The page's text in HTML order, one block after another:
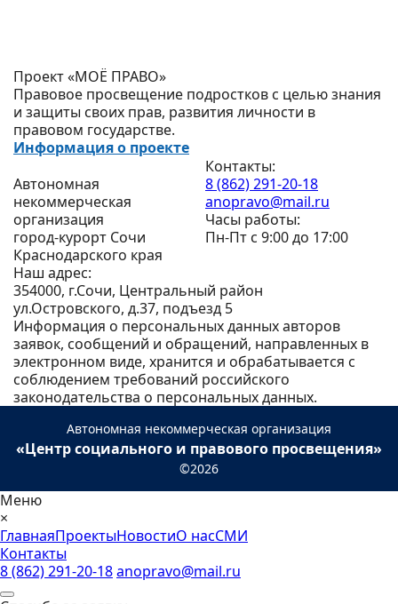
Проект «МОЁ ПРАВО»
Правовое просвещение подростков с целью знания
и защиты своих прав, развития личности в
правовом государстве.
Информация о проекте
Автономная
некоммерческая
организация
город-курорт Сочи
Краснодарского края
Контакты:
8 (862) 291-20-18
anopravo@mail.ru
Часы работы:
Пн-Пт с 9:00 до 17:00
Наш адрес:
354000, г.Сочи, Центральный район
ул.Островского, д.37, подъезд 5
Информация о персональных данных авторов
заявок, сообщений и обращений, направленных в
электронном виде, хранится и обрабатывается с
соблюдением требований российского
законодательства о персональных данных.
Автономная некоммерческая организация
«Центр социального и правового просвещения»
©2026
Меню
×
ГлавнаяПроектыНовостиО насСМИ
Контакты
8 (862) 291-20-18anopravo@mail.ru